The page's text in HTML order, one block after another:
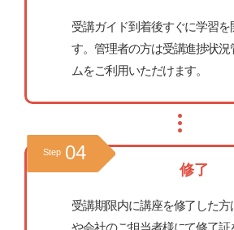
受講ガイド到着後すぐに学習を
す。管理者の方は受講進捗状況
ムをご利用いただけます。
Step 04
修了
受講期限内に講座を修了した方
や会社のご担当者様にて修了証